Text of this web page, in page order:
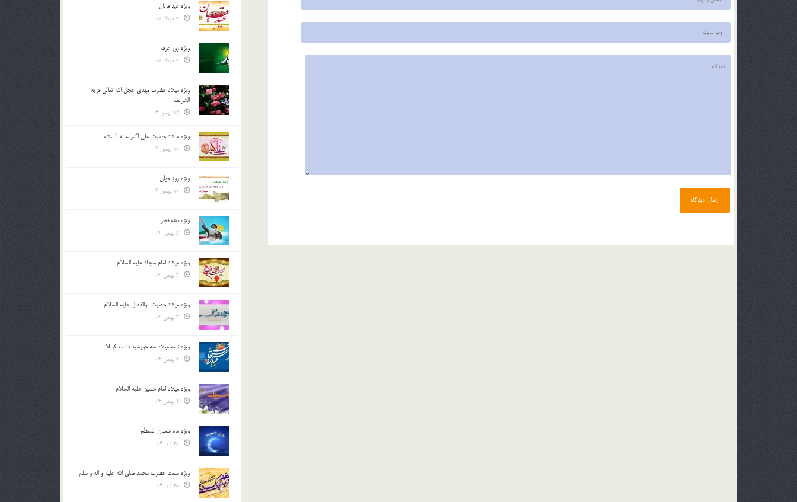
ویژه عید قربان
ویژه روز عرفه
ویژه میلاد حضرت مهدی عجل الله تعالی فرجه
الشريف
ویژه میلاد حضرت علی اکبر علیه السلام
ویژه روز جوان
ویژه دهه فجر
ویژه میلاد امام سجاد علیه السلام
ویژه میلاد حضرت ابوالفضل علیه السلام
ویژه نامه میلاد سه خورشید دشت کربلا
ویژه میلاد امام حسین علیه السلام
ویژه ماه شعبان المعظّم
ویژه مبعث حضرت محمد صلی الله علیه و اله و سلم